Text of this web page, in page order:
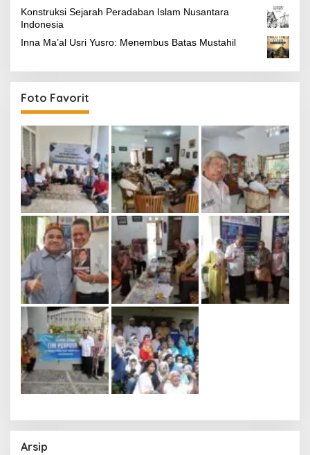
Konstruksi Sejarah Peradaban Islam Nusantara
Indonesia
Inna Ma’al Usri Yusro: Menembus Batas Mustahil
Foto Favorit
Arsip